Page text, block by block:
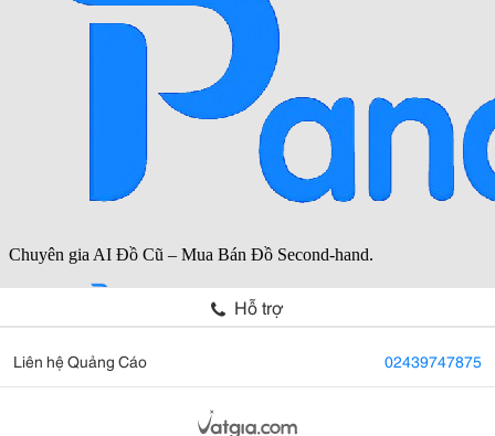
Hỗ trợ
Liên hệ Quảng Cáo 02439747875